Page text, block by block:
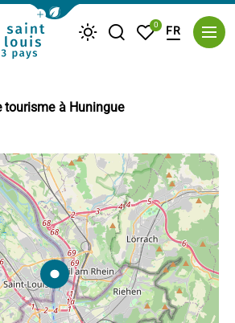
Afficher la barre de navigation du
MétéoJe recherche
Mes favoris
0 FR
tourisme à Huningue